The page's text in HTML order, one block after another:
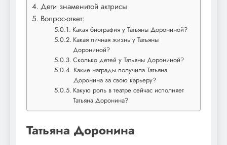
Дети знаменитой актрисы
Вопрос-ответ:
Какая биография у Татьяны Дорониной?
Какая личная жизнь у Татьяны
Дорониной?
Сколько детей у Татьяны Дорониной?
Какие награды получила Татьяна
Доронина за свою карьеру?
Какую роль в театре сейчас исполняет
Татьяна Доронина?
Татьяна Доронина